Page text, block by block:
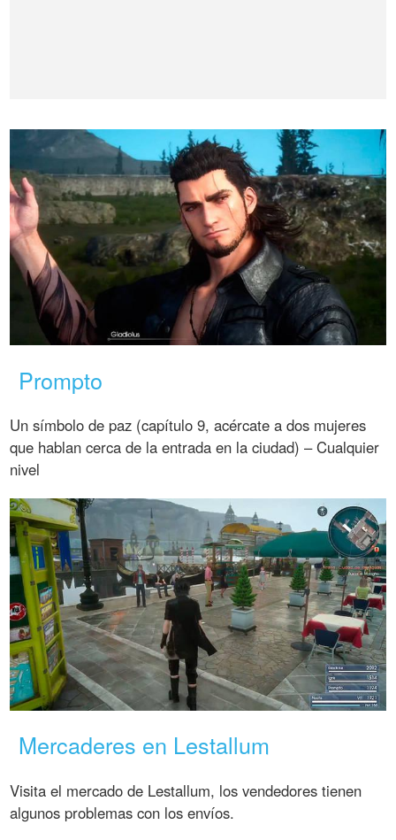
Prompto
Un símbolo de paz (capítulo 9, acércate a dos mujeres
que hablan cerca de la entrada en la ciudad) – Cualquier
nivel
Mercaderes en Lestallum
Visita el mercado de Lestallum, los vendedores tienen
algunos problemas con los envíos.